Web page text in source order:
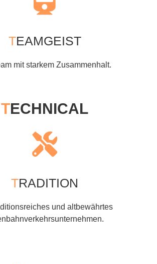
TEAMGEIST
mit starkem Zusammenhalt.
TECHNICAL
TRADITION
und altbewährtes